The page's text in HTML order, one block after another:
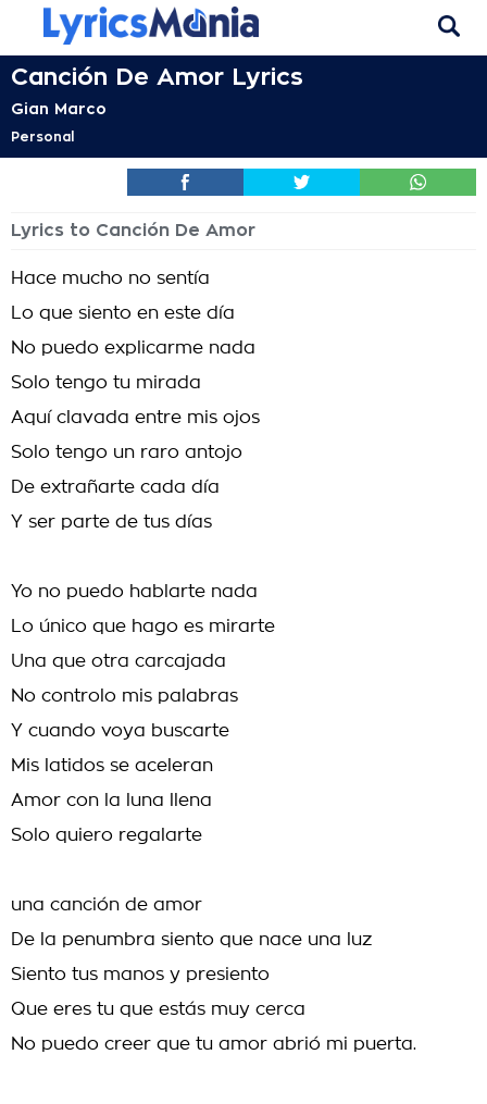
Canción De Amor Lyrics
Gian Marco
Personal
Lyrics to Canción De Amor
Hace mucho no sentía
Lo que siento en este día
No puedo explicarme nada
Solo tengo tu mirada
Aquí clavada entre mis ojos
Solo tengo un raro antojo
De extrañarte cada día
Y ser parte de tus días
Yo no puedo hablarte nada
Lo único que hago es mirarte
Una que otra carcajada
No controlo mis palabras
Y cuando voya buscarte
Mis latidos se aceleran
Amor con la luna llena
Solo quiero regalarte
una canción de amor
De la penumbra siento que nace una luz
Siento tus manos y presiento
Que eres tu que estás muy cerca
No puedo creer que tu amor abrió mi puerta.